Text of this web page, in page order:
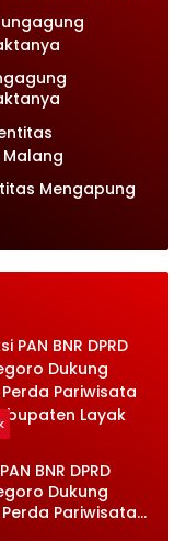
Mengapung
BNR DPRD
Dukung
Perda Pariwisata